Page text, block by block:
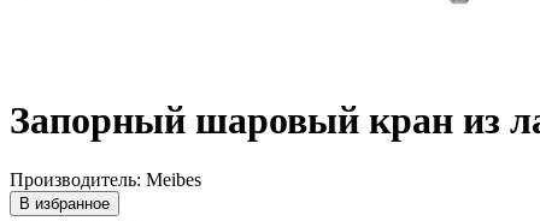
Запорный шаровый кран из
Производитель: Meibes
В избранное